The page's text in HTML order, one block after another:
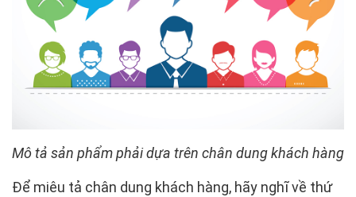
Mô tả sản phẩm phải dựa trên chân dung khách hàng
Để miêu tả chân dung khách hàng, hãy nghĩ về thứ